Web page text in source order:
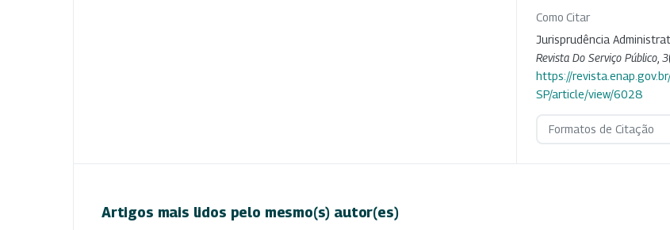
Como Citar
Jurisprudência
Revista Do Serviço Público 3
https://
SP/article/view/6028
Formatos de Citação
Artigos mais lidos pelo mesmo(s) autor(es)